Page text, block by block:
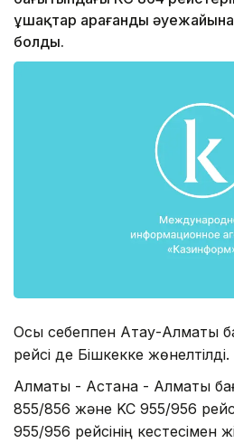
ұшақтар Қарағанды
болды.
Осы себеппен Ақтау-Алматы
рейсі де Бішкекке жөнелтілді.
Алматы - Астана - Алматы
855/856 және KC 955/956
955/956 рейсінің кестесімен